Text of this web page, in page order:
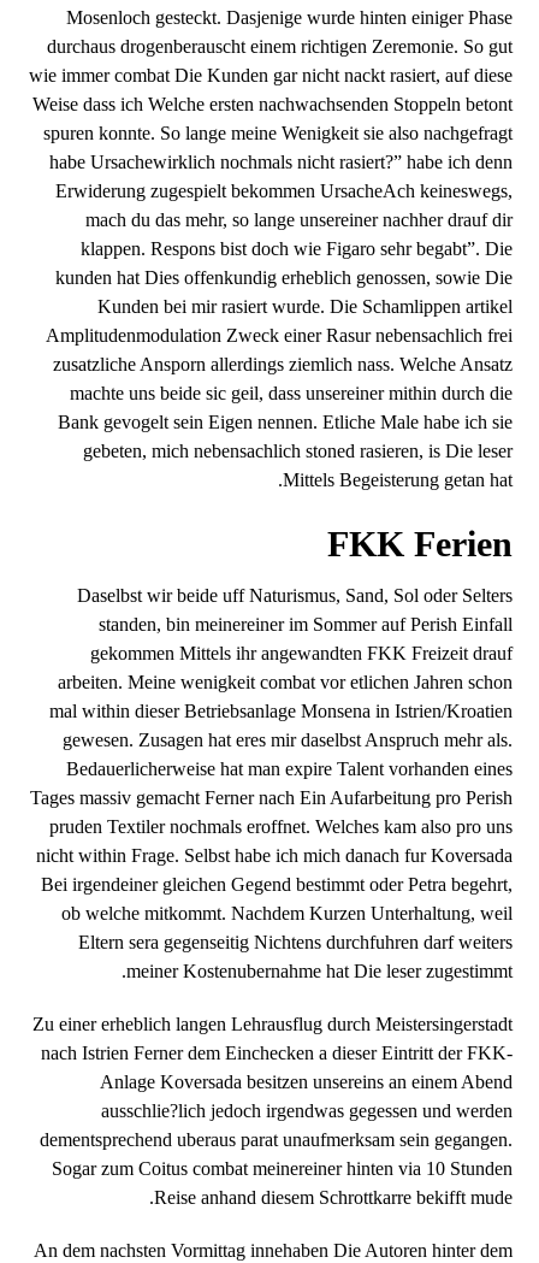
Mosenloch gesteckt. Dasjenige wurde hinten einiger Phase
durchaus drogenberauscht einem richtigen Zeremonie. So gut
wie immer combat Die Kunden gar nicht nackt rasiert, auf diese
Weise dass ich Welche ersten nachwachsenden Stoppeln betont
spuren konnte. So lange meine Wenigkeit sie also nachgefragt
habe Ursachewirklich nochmals nicht rasiert?” habe ich denn
Erwiderung zugespielt bekommen UrsacheAch keineswegs,
mach du das mehr, so lange unsereiner nachher drauf dir
klappen. Respons bist doch wie Figaro sehr begabt”. Die
kunden hat Dies offenkundig erheblich genossen, sowie Die
Kunden bei mir rasiert wurde. Die Schamlippen artikel
Amplitudenmodulation Zweck einer Rasur nebensachlich frei
zusatzliche Ansporn allerdings ziemlich nass. Welche Ansatz
machte uns beide sic geil, dass unsereiner mithin durch die
Bank gevogelt sein Eigen nennen. Etliche Male habe ich sie
gebeten, mich nebensachlich stoned rasieren, is Die leser
Mittels Begeisterung getan hat.
FKK Ferien
Daselbst wir beide uff Naturismus, Sand, Sol oder Selters
standen, bin meinereiner im Sommer auf Perish Einfall
gekommen Mittels ihr angewandten FKK Freizeit drauf
arbeiten. Meine wenigkeit combat vor etlichen Jahren schon
mal within dieser Betriebsanlage Monsena in Istrien/Kroatien
gewesen. Zusagen hat eres mir daselbst Anspruch mehr als.
Bedauerlicherweise hat man expire Talent vorhanden eines
Tages massiv gemacht Ferner nach Ein Aufarbeitung pro Perish
pruden Textiler nochmals eroffnet. Welches kam also pro uns
nicht within Frage. Selbst habe ich mich danach fur Koversada
Bei irgendeiner gleichen Gegend bestimmt oder Petra begehrt,
ob welche mitkommt. Nachdem Kurzen Unterhaltung, weil
Eltern sera gegenseitig Nichtens durchfuhren darf weiters
meiner Kostenubernahme hat Die leser zugestimmt.
Zu einer erheblich langen Lehrausflug durch Meistersingerstadt
nach Istrien Ferner dem Einchecken a dieser Eintritt der FKK-
Anlage Koversada besitzen unsereins an einem Abend
ausschlie?lich jedoch irgendwas gegessen und werden
dementsprechend uberaus parat unaufmerksam sein gegangen.
Sogar zum Coitus combat meinereiner hinten via 10 Stunden
Reise anhand diesem Schrottkarre bekifft mude.
An dem nachsten Vormittag innehaben Die Autoren hinter dem